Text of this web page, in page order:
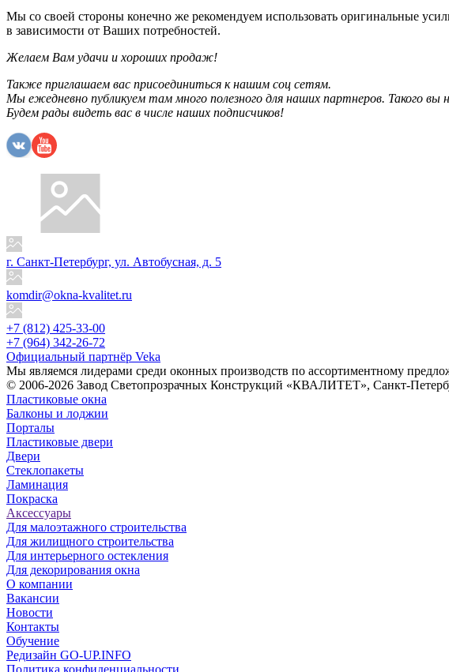
Мы со своей стороны конечно же рекомендуем использовать оригинальные
в зависимости от Ваших потребностей.
Желаем Вам удачи и хороших продаж!
Также приглашаем вас присоединиться к нашим соц сетям.
Мы ежедневно публикуем там много полезного для наших партнеров. Такого вы
Будем рады видеть вас в числе наших подписчиков!
г. Санкт-Петербург, ул. Автобусная, д. 5
komdir@okna-kvalitet.ru
+7 (812) 425-33-00
+7 (964) 342-26-72
Официальный партнёр Veka
Мы являемся лидерами среди оконных производств по ассортиментному
© 2006-2026 Завод Светопрозрачных Конструкций «КВАЛИТЕТ», Санкт-
Пластиковые окна
Балконы и лоджии
Порталы
Пластиковые двери
Двери
Стеклопакеты
Ламинация
Покраска
Аксессуары
Для малоэтажного строительства
Для жилищного строительства
Для интерьерного остекления
Для декорирования окна
О компании
Вакансии
Новости
Контакты
Обучение
Редизайн GO-UP.INFO
Политика конфиденциальности